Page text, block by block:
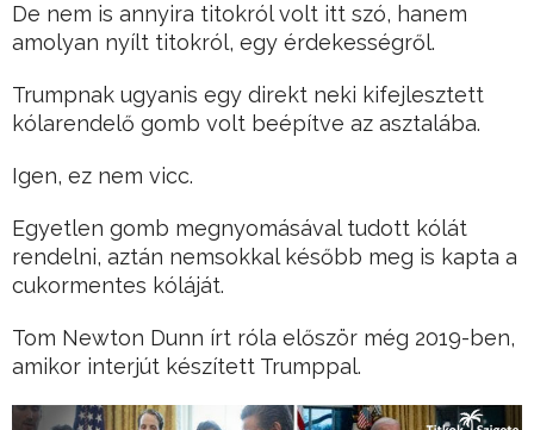
De nem is annyira titokról volt itt szó, hanem
amolyan nyílt titokról, egy érdekességről.
Trumpnak ugyanis egy direkt neki kifejlesztett
kólarendelő gomb volt beépítve az asztalába.
Igen, ez nem vicc.
Egyetlen gomb megnyomásával tudott kólát
rendelni, aztán nemsokkal később meg is kapta a
cukormentes kóláját.
Tom Newton Dunn írt róla először még 2019-ben,
amikor interjút készített Trumppal.